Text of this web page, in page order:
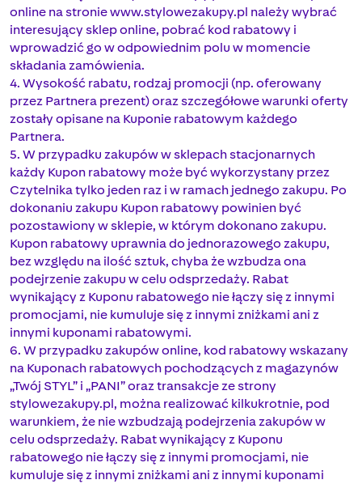
online na stronie www.stylowezakupy.pl należy wybrać
interesujący sklep online, pobrać kod rabatowy i
wprowadzić go w odpowiednim polu w momencie
składania zamówienia.
4. Wysokość rabatu, rodzaj promocji (np. oferowany
przez Partnera prezent) oraz szczegółowe warunki oferty
zostały opisane na Kuponie rabatowym każdego
Partnera.
5. W przypadku zakupów w sklepach stacjonarnych
każdy Kupon rabatowy może być wykorzystany przez
Czytelnika tylko jeden raz i w ramach jednego zakupu. Po
dokonaniu zakupu Kupon rabatowy powinien być
pozostawiony w sklepie, w którym dokonano zakupu.
Kupon rabatowy uprawnia do jednorazowego zakupu,
bez względu na ilość sztuk, chyba że wzbudza ona
podejrzenie zakupu w celu odsprzedaży. Rabat
wynikający z Kuponu rabatowego nie łączy się z innymi
promocjami, nie kumuluje się z innymi zniżkami ani z
innymi kuponami rabatowymi.
6. W przypadku zakupów online, kod rabatowy wskazany
na Kuponach rabatowych pochodzących z magazynów
„Twój STYL” i „PANI” oraz transakcje ze strony
stylowezakupy.pl, można realizować kilkukrotnie, pod
warunkiem, że nie wzbudzają podejrzenia zakupów w
celu odsprzedaży. Rabat wynikający z Kuponu
rabatowego nie łączy się z innymi promocjami, nie
kumuluje się z innymi zniżkami ani z innymi kuponami